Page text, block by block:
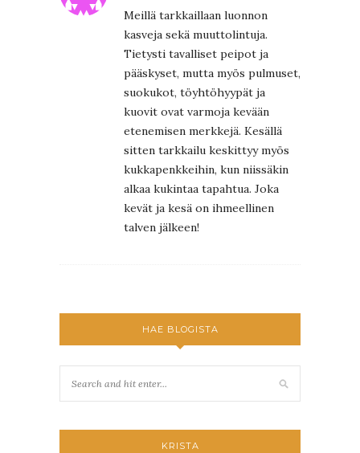
Meillä tarkkaillaan luonnon
kasveja sekä muuttolintuja.
Tietysti tavalliset peipot ja
pääskyset, mutta myös pulmuset,
suokukot, töyhtöhyypät ja
kuovit ovat varmoja kevään
etenemisen merkkejä. Kesällä
sitten tarkkailu keskittyy myös
kukkapenkkeihin, kun niissäkin
alkaa kukintaa tapahtua. Joka
kevät ja kesä on ihmeellinen
talven jälkeen!
HAE BLOGISTA
KRISTA